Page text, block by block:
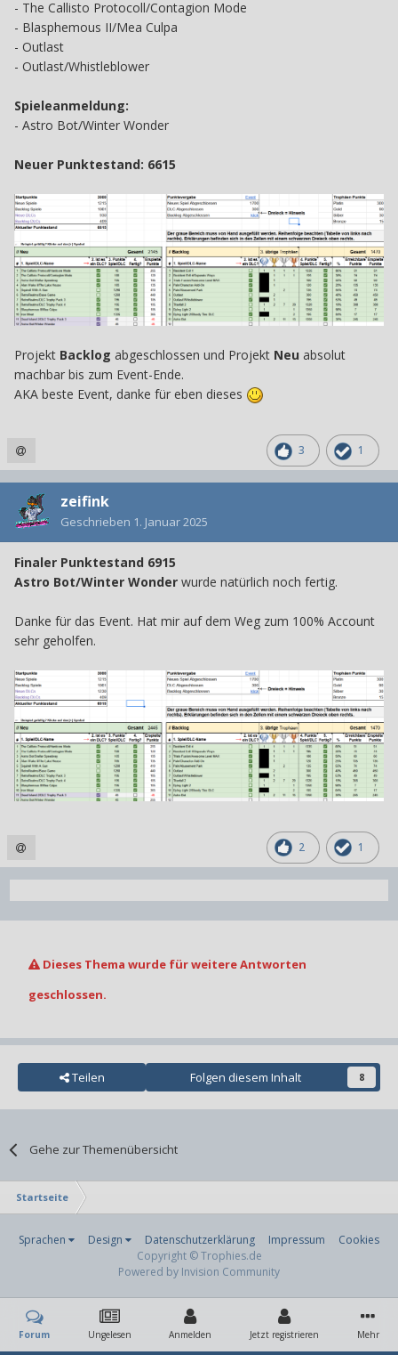
- The Callisto Protocoll/Contagion Mode
- Blasphemous II/Mea Culpa
- Outlast
- Outlast/Whistleblower
Spieleanmeldung:
- Astro Bot/Winter Wonder
Neuer Punktestand: 6615
Projekt Backlog abgeschlossen und Projekt Neu absolut
machbar bis zum Event-Ende.
AKA beste Event, danke für eben dieses
3 1
zeifink
Geschrieben 1. Januar 2025
Finaler Punktestand 6915
Astro Bot/Winter Wonder wurde natürlich noch fertig.
Danke für das Event. Hat mir auf dem Weg zum 100% Account
sehr geholfen.
2 1
Dieses Thema wurde für weitere Antworten
geschlossen.
Teilen Folgen diesem Inhalt 8
Gehe zur Themenübersicht
Startseite
Sprachen Design Datenschutzerklärung Impressum
Cookies
Copyright © Trophies.de
Powered by Invision Community
Forum Ungelesen Anmelden Jetzt registrieren Mehr